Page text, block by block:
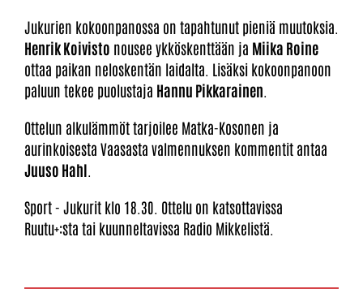
Jukurien kokoonpanossa on tapahtunut pieniä muutoksia.
Henrik Koivisto nousee ykköskenttään ja Miika Roine
ottaa paikan neloskentän laidalta. Lisäksi kokoonpanoon
paluun tekee puolustaja Hannu Pikkarainen
Ottelun alkulämmöt tarjoilee Matka-Kosonen ja
aurinkoisesta Vaasasta valmennuksen kommentit antaa
Juuso Hahl
Sport - Jukurit klo 18.30. Ottelu on katsottavissa
Ruutu+:sta tai kuunneltavissa Radio Mikkelistä.